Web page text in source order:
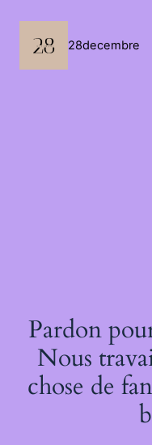
contenu
28decembre
Pardon
Nous
chose de